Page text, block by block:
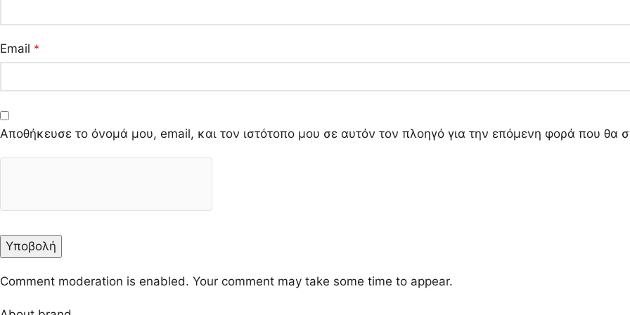
Email *
Αποθήκευσε το όνομά μου, email, και τον ιστότοπο μου σε αυτόν τον πλοηγό για την επόμενη φορά που θα
Comment moderation is enabled. Your comment may take some time to appear.